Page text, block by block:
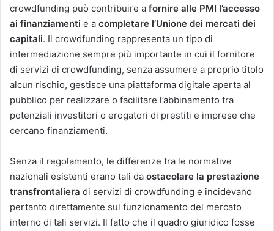
crowdfunding può contribuire a fornire alle PMI l’accesso
ai finanziamenti e a completare l’Unione dei mercati dei
capitali. Il crowdfunding rappresenta un tipo di
intermediazione sempre più importante in cui il fornitore
di servizi di crowdfunding, senza assumere a proprio titolo
alcun rischio, gestisce una piattaforma digitale aperta al
pubblico per realizzare o facilitare l’abbinamento tra
potenziali investitori o erogatori di prestiti e imprese che
cercano finanziamenti.
Senza il regolamento, le differenze tra le normative
nazionali esistenti erano tali da ostacolare la prestazione
transfrontaliera di servizi di crowdfunding e incidevano
pertanto direttamente sul funzionamento del mercato
interno di tali servizi. Il fatto che il quadro giuridico fosse